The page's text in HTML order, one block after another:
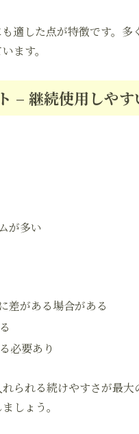
適した点が特徴です。
ます。
– 継続使用しや
が多い
差がある場合がある
必要あり
られる続けやすさが最
しょう。